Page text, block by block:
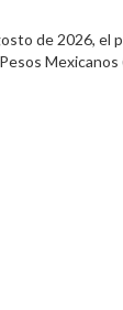
de 2026, el
Mexicanos